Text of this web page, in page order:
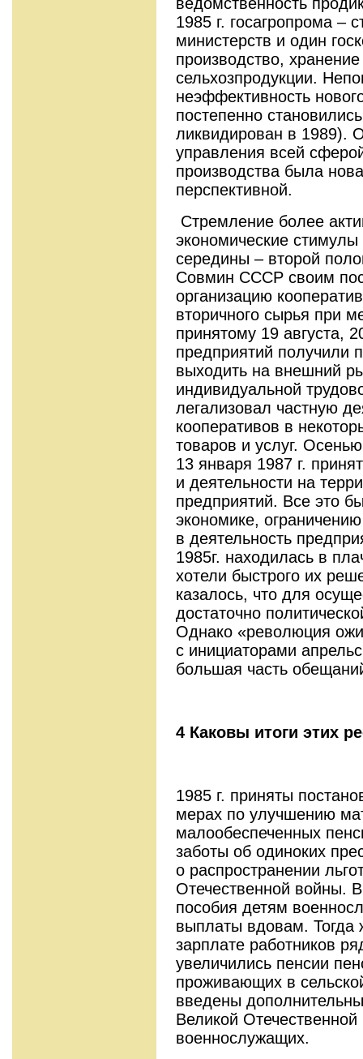
1985 г. госагропрома –
министерств и один
производство,
сельхозпродукции.
неэффективность
постепенно
ликвидирован в 1989).
управления всей
производства была
перспективной.
Стремление более
экономические
середины – второй
Совмин СССР своим
организацию
вторичного сырья при
принятому 19 августа,
предприятий получили
выходить на внешний
индивидуальной
легализовал частную
кооперативов в
товаров и услуг.
13 января 1987 г.
и деятельности на
предприятий. Все это
экономике,
в деятельность
1985г. находилась в
хотели быстрого их
казалось, что для
достаточно
Однако «революция
с инициаторами
большая часть
4 Каковы итоги этих
1985 г. приняты
мерах по улучшению
малообеспеченных
заботы об одиноких
о распространении
Отечественной войны.
пособия детям
выплаты вдовам. Тогда
зарплате работников
увеличились пенсии
проживающих в
введены
Великой
военнослужащих.